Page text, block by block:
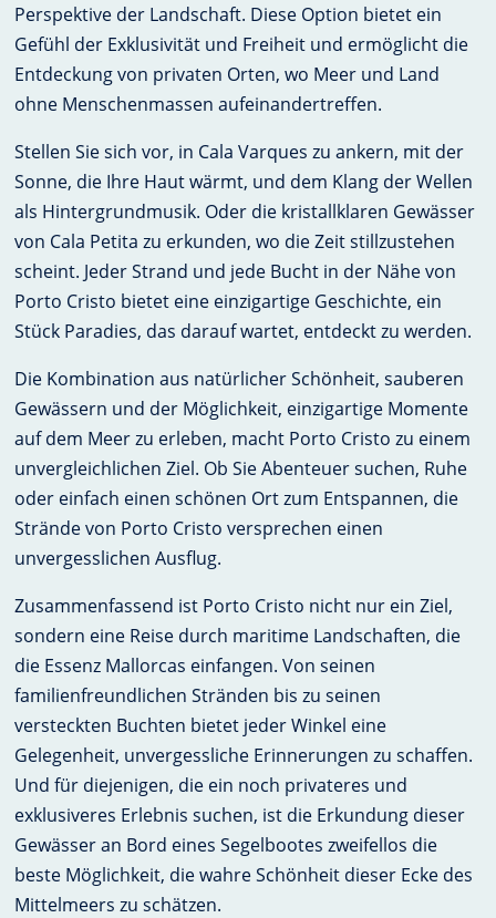
Perspektive der Landschaft. Diese Option bietet ein
Gefühl der Exklusivität und Freiheit und ermöglicht die
Entdeckung von privaten Orten, wo Meer und Land
ohne Menschenmassen aufeinandertreffen.
Stellen Sie sich vor, in Cala Varques zu ankern, mit der
Sonne, die Ihre Haut wärmt, und dem Klang der Wellen
als Hintergrundmusik. Oder die kristallklaren Gewässer
von Cala Petita zu erkunden, wo die Zeit stillzustehen
scheint. Jeder Strand und jede Bucht in der Nähe von
Porto Cristo bietet eine einzigartige Geschichte, ein
Stück Paradies, das darauf wartet, entdeckt zu werden.
Die Kombination aus natürlicher Schönheit, sauberen
Gewässern und der Möglichkeit, einzigartige Momente
auf dem Meer zu erleben, macht Porto Cristo zu einem
unvergleichlichen Ziel. Ob Sie Abenteuer suchen, Ruhe
oder einfach einen schönen Ort zum Entspannen, die
Strände von Porto Cristo versprechen einen
unvergesslichen Ausflug.
Zusammenfassend ist Porto Cristo nicht nur ein Ziel,
sondern eine Reise durch maritime Landschaften, die
die Essenz Mallorcas einfangen. Von seinen
familienfreundlichen Stränden bis zu seinen
versteckten Buchten bietet jeder Winkel eine
Gelegenheit, unvergessliche Erinnerungen zu schaffen.
Und für diejenigen, die ein noch privateres und
exklusiveres Erlebnis suchen, ist die Erkundung dieser
Gewässer an Bord eines Segelbootes zweifellos die
beste Möglichkeit, die wahre Schönheit dieser Ecke des
Mittelmeers zu schätzen.